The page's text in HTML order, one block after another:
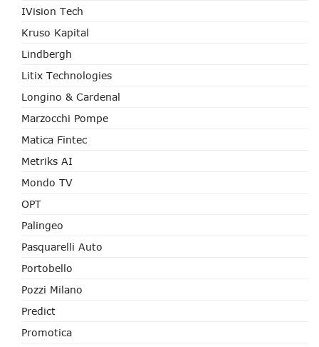
IVision Tech
Kruso Kapital
Lindbergh
Litix Technologies
Longino & Cardenal
Marzocchi Pompe
Matica Fintec
Metriks AI
Mondo TV
OPT
Palingeo
Pasquarelli Auto
Portobello
Pozzi Milano
Predict
Promotica